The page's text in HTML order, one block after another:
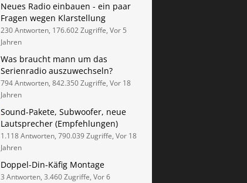
Neues Radio einbauen - ein paar
Fragen wegen Klarstellung
230 Antworten, 176.602 Zugriffe, Vor 5
Jahren
Was braucht mann um das
Serienradio auszuwechseln?
794 Antworten, 842.350 Zugriffe, Vor 18
Jahren
Sound-Pakete, Subwoofer, neue
Lautsprecher (Empfehlungen)
1.118 Antworten, 790.039 Zugriffe, Vor 18
Jahren
Doppel-Din-Käfig Montage
3 Antworten, 3.460 Zugriffe, Vor 6